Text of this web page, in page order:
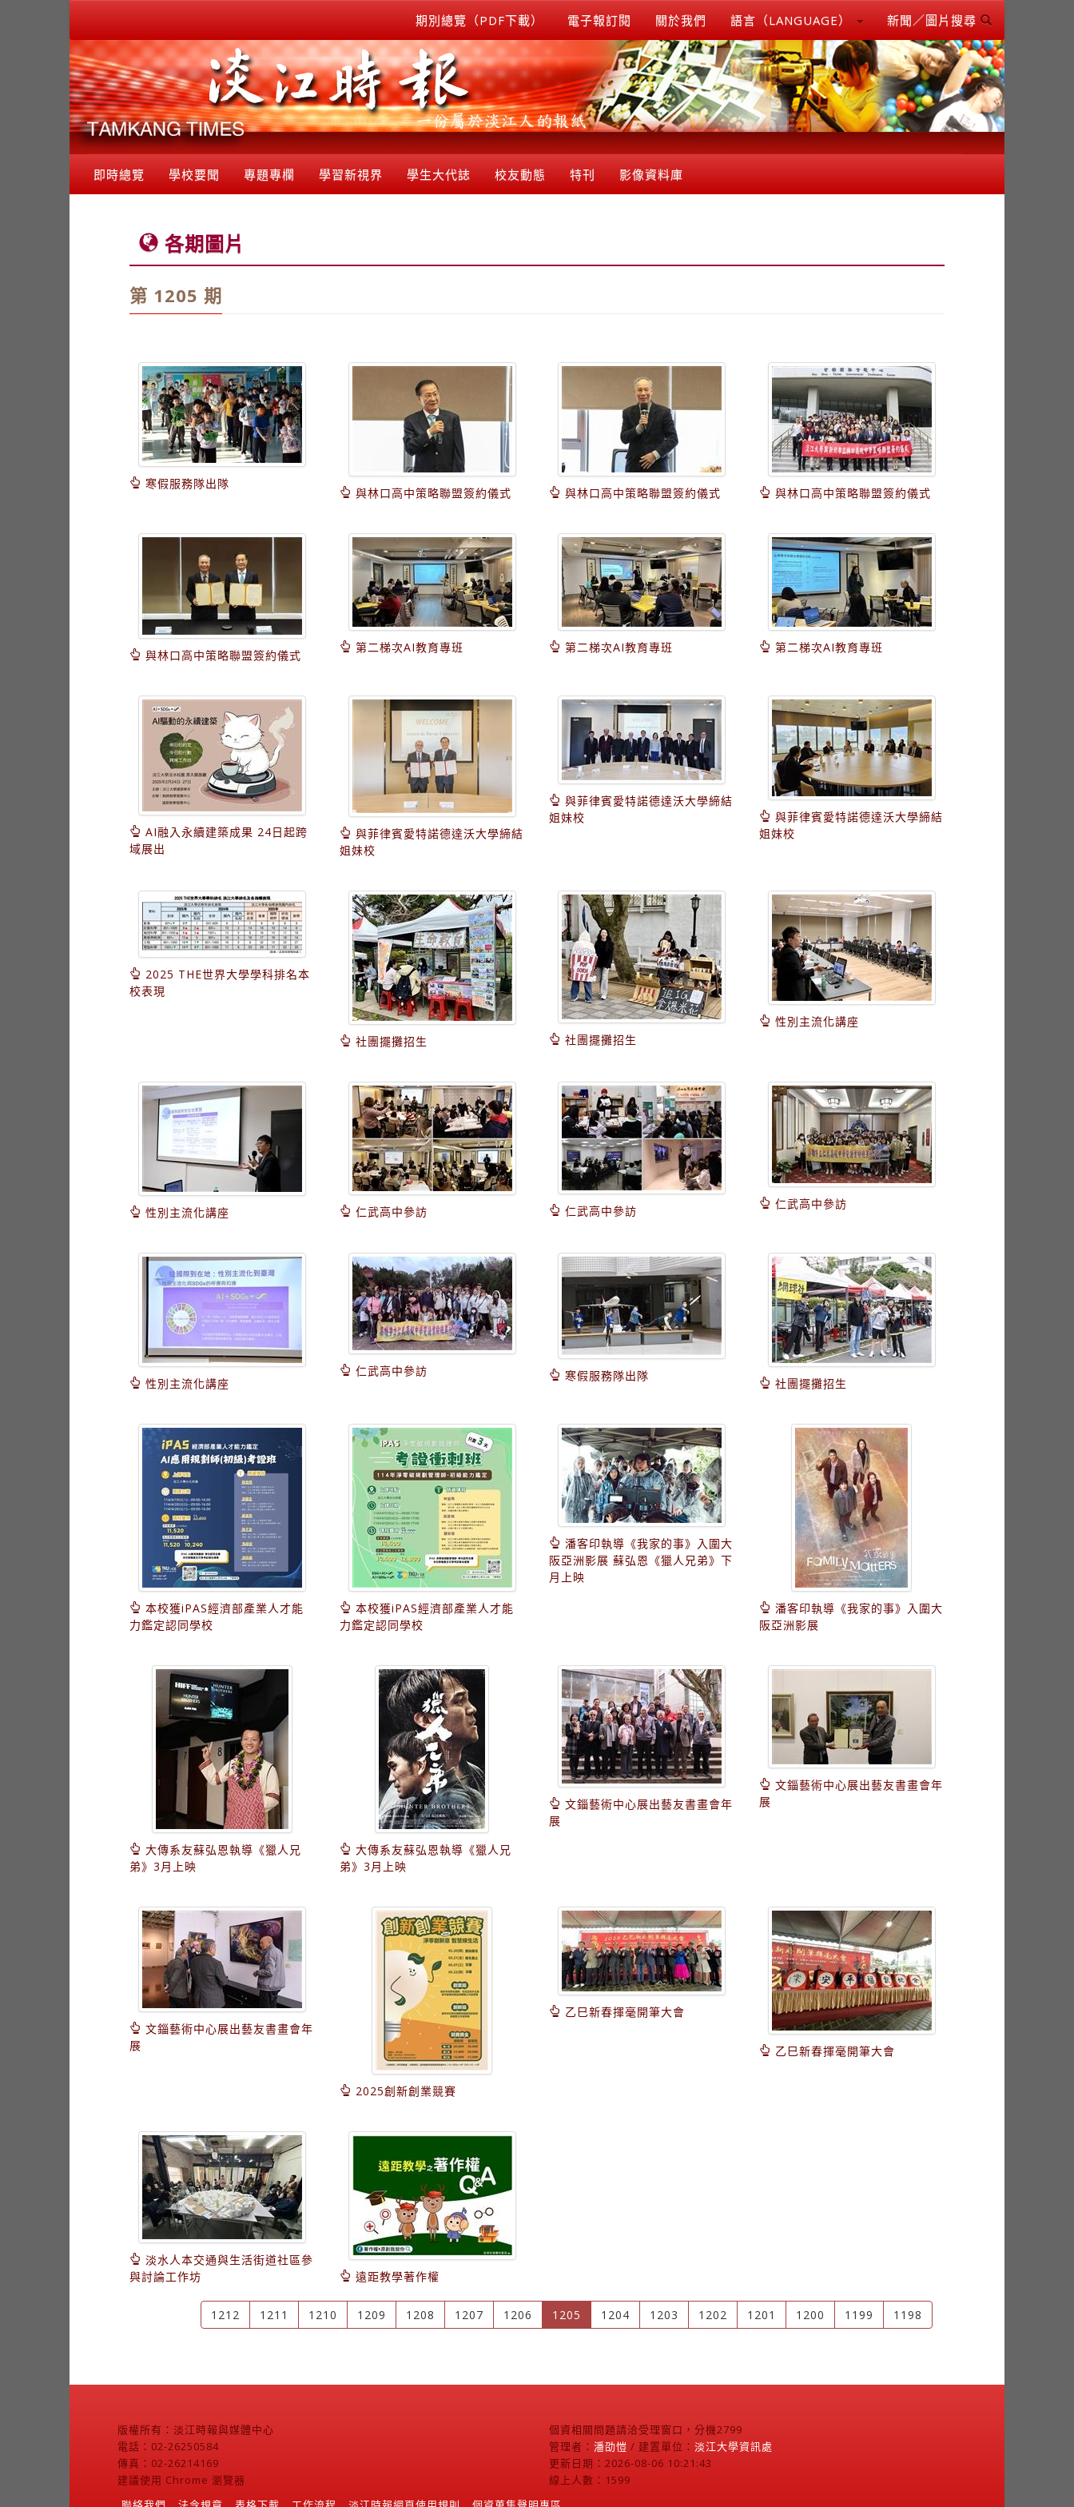
期別總覽（PDF下載） 電子報訂閱 關於我們 語言（LANGUAGE） 新聞／圖片搜尋
即時總覽 學校要聞 專題專欄 學習新視界 學生大代誌 校友動態 特刊 影像資料庫
各期圖片
第 1205 期
寒假服務隊出隊
與林口高中策略聯盟簽約儀式 與林口高中策略聯盟簽約儀式 與林口高中策略聯盟簽約儀式
與林口高中策略聯盟簽約儀式
第二梯次AI教育專班 第二梯次AI教育專班 第二梯次AI教育專班
AI融入永續建築成果 24日起跨
域展出
與菲律賓愛特諾德達沃大學締結
姐妹校
與菲律賓愛特諾德達沃大學締結
姐妹校
與菲律賓愛特諾德達沃大學締結
姐妹校
2025 THE世界大學學科排名本
校表現
社團擺攤招生 社團擺攤招生
性別主流化講座
性別主流化講座 仁武高中參訪 仁武高中參訪 仁武高中參訪
性別主流化講座
仁武高中參訪 寒假服務隊出隊
社團擺攤招生
本校獲iPAS經濟部產業人才能
力鑑定認同學校
本校獲iPAS經濟部產業人才能
力鑑定認同學校
潘客印執導《我家的事》入圍大
阪亞洲影展 蘇弘恩《獵人兄弟》下
月上映
潘客印執導《我家的事》入圍大
阪亞洲影展
大傳系友蘇弘恩執導《獵人兄
弟》3月上映
大傳系友蘇弘恩執導《獵人兄
弟》3月上映
文錙藝術中心展出藝友書畫會年
展
文錙藝術中心展出藝友書畫會年
展
文錙藝術中心展出藝友書畫會年
展
2025創新創業競賽
乙巳新春揮毫開筆大會
乙巳新春揮毫開筆大會
淡水人本交通與生活街道社區參
與討論工作坊
遠距教學著作權
1212 1211 1210 1209 1208 1207 1206 1205 (current)
1204 1203 1202 1201 1200 1199 1198
版權所有：淡江時報與媒體中心
電話：02-26250584
傳真：02-26214169
建議使用 Chrome 瀏覽器
個資相關問題請洽受理窗口，分機2799
管理者： 潘劭愷 / 建置單位： 淡江大學資訊處
更新日期：2026-08-06 10:21:43
線上人數：1599